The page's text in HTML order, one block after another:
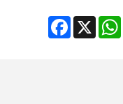
Facebook
X